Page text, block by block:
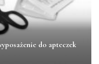
do apteczek